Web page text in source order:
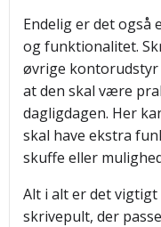
Endelig er det også
og funktionalitet.
øvrige kontorudstyr
at den skal være
dagligdagen. Her
skal have ekstra
skuffe eller
Alt i alt er det
skrivepult, der